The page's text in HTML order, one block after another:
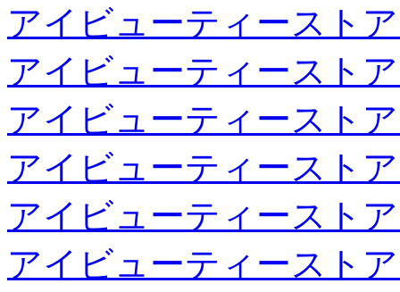
アイビューティースト
アイビューティースト
アイビューティースト
アイビューティースト
アイビューティースト
アイビューティースト